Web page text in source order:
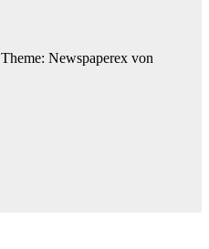
Theme: Newspaperex von